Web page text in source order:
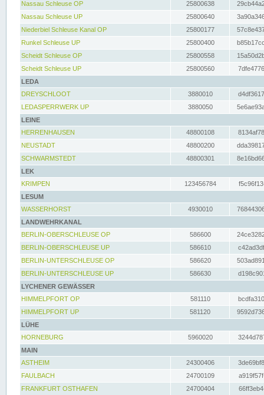
Nassau Schleuse OP
25800638
Nassau Schleuse UP
25800640
Niederbiel Schleuse Kanal OP
25800177
Runkel Schleuse UP
25800400
Scheidt Schleuse OP
25800558
Scheidt Schleuse UP
25800560
LEDA
DREYSCHLOOT
3880010
LEDASPERRWERK UP
3880050
LEINE
HERRENHAUSEN
48800108
NEUSTADT
48800200
SCHWARMSTEDT
48800301
LEK
KRIMPEN
123456784
LESUM
WASSERHORST
4930010
LANDWEHRKANAL
BERLIN-OBERSCHLEUSE OP
586600
BERLIN-OBERSCHLEUSE UP
586610
BERLIN-UNTERSCHLEUSE OP
586620
BERLIN-UNTERSCHLEUSE UP
586630
LYCHENER GEWÄSSER
HIMMELPFORT OP
581110
HIMMELPFORT UP
581120
LÜHE
HORNEBURG
5960020
MAIN
ASTHEIM
24300406
FAULBACH
24700109
FRANKFURT OSTHAFEN
24700404